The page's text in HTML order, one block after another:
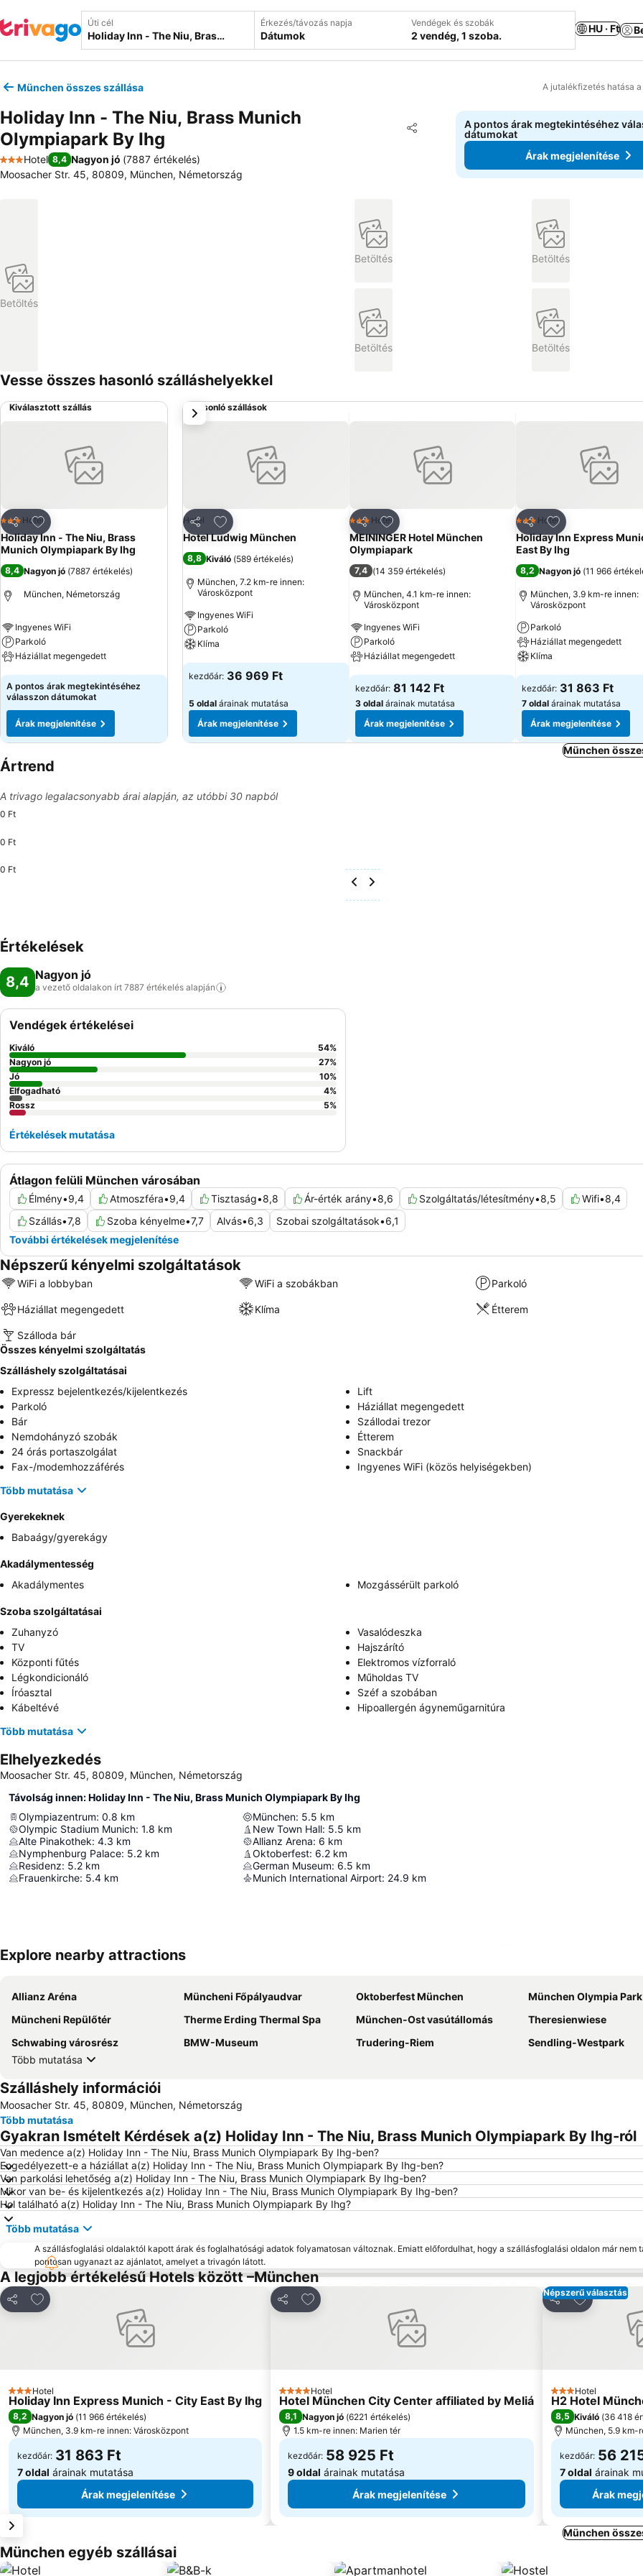
Úti cél Érkezés/távozás napja
Dátumok
Vendégek és szobák
2 vendég, 1 szoba.
HU · Ft
München összes szállása A jutalékfizetés hatása
Holiday Inn - The Niu, Brass Munich
Olympiapark By Ihg
Megosztás
Hozzáadás a kedvencekhez
3 Kategória
Hotel 8,4 Nagyon jó (7887 értékelés)
Moosacher Str. 45, 80809, München, Németország
A pontos árak megtekintéséhez
dátumokat
Árak megjelenítése
Betöltés
Betöltés Betöltés
Betöltés Betöltés
Vesse összes hasonló szálláshelyekkel
Kiválasztott szállás
Megosztás
Hozzáadás a kedvencekhez
3 Kategória
Hotel
Holiday Inn - The Niu, Brass
Munich Olympiapark By Ihg
8,4 Nagyon jó (7887 értékelés)
München, Németország
Ingyenes WiFi
Parkoló
Háziállat megengedett
Árak megjelenítése
A pontos árak megtekintéséhez
válasszon dátumokat
Árak megjelenítése
Hasonló szállások
Megosztás
Hozzáadás a kedvencekhez
Hotel
Hotel Ludwig München
8,8 Kiváló (589 értékelés)
München, 7.2 km-re innen:
Városközpont
Ingyenes WiFi
Parkoló
Klíma
Árak megjelenítése
kezdőár: 36 969 Ft
5 oldal árainak mutatása
Árak megjelenítése
Megosztás
Hozzáadás a kedvencekhez
3 Kategória
Hotel
MEININGER Hotel München
Olympiapark
7,4 (14 359 értékelés)
München, 4.1 km-re innen:
Városközpont
Ingyenes WiFi
Parkoló
Háziállat megengedett
Árak megjelenítése
kezdőár: 81 142 Ft
3 oldal árainak mutatása
Árak megjelenítése
Megosztás
Hozzáadás a
3 Kategória
Hotel
Holiday Inn Express
East By Ihg
8,2 Nagyon jó (11 966
München, 3.9 km-re innen:
Városközpont
Parkoló
Háziállat megengedett
Klíma
Árak megjelenítése
kezdőár: 31 863 Ft
7 oldal árainak mutatása
Árak megjelenítése
következő
München
Ártrend
A trivago legalacsonyabb árai alapján, az utóbbi 30 napból
0 Ft
0 Ft
0 Ft
Értékelések
8,4 Nagyon jó
a vezető oldalakon írt 7887 értékelés alapján
Átlagon felüli München városában
Élmény•9,4 Atmoszféra•9,4 Tisztaság•8,8 Ár-érték arány•8,6 Szolgáltatás/létesítmény•8,5 Wifi•8,4
Szállás•7,8 Szoba kényelme•7,7 Alvás•6,3 Szobai szolgáltatások•6,1
További értékelések megjelenítése
Vendégek értékelései
Kiváló 54%
Nagyon jó
27%
Jó
10%
Elfogadható
4%
Rossz
5%
Értékelések mutatása
Népszerű kényelmi szolgáltatások
WiFi a lobbyban WiFi a szobákban Parkoló
Háziállat megengedett Klíma Étterem
Szálloda bár
Összes kényelmi szolgáltatás
Szálláshely szolgáltatásai
Expressz bejelentkezés/kijelentkezés
Lift
Parkoló
Háziállat megengedett
Bár
Szállodai trezor
Nemdohányzó szobák
Étterem
24 órás portaszolgálat
Snackbár
Fax-/modemhozzáférés
Ingyenes WiFi (közös helyiségekben)
Több mutatása
Gyerekeknek
Babaágy/gyerekágy
Akadálymentesség
Akadálymentes
Mozgássérült parkoló
Szoba szolgáltatásai
Zuhanyzó
Vasalódeszka
TV
Hajszárító
Központi fűtés
Elektromos vízforraló
Légkondicionáló
Műholdas TV
Íróasztal
Széf a szobában
Kábeltévé
Hipoallergén ágyneműgarnitúra
Több mutatása
Elhelyezkedés
Moosacher Str. 45, 80809, München, Németország
Távolság innen: Holiday Inn - The Niu, Brass Munich Olympiapark By Ihg
Olympiazentrum: 0.8 km
Olympic Stadium Munich: 1.8 km
Alte Pinakothek: 4.3 km
Nymphenburg Palace: 5.2 km
Residenz: 5.2 km
Frauenkirche: 5.4 km
München: 5.5 km
New Town Hall: 5.5 km
Allianz Arena: 6 km
Oktoberfest: 6.2 km
German Museum: 6.5 km
Munich International Airport: 24.9 km
Explore nearby attractions
Allianz Aréna Müncheni Főpályaudvar Oktoberfest München
München Olympia Park
Müncheni Repülőtér
Therme Erding Thermal Spa München-Ost vasútállomás
Theresienwiese
Schwabing városrész
BMW-Museum Trudering-Riem
Sendling-Westpark
Több mutatása
Szálláshely információi
Moosacher Str. 45, 80809, München, Németország
Több mutatása
Gyakran Ismételt Kérdések a(z) Holiday Inn - The Niu, Brass Munich Olympiapark By Ihg-ról
Van medence a(z) Holiday Inn - The Niu, Brass Munich Olympiapark By Ihg-ben?
Engedélyezett-e a háziállat a(z) Holiday Inn - The Niu, Brass Munich Olympiapark By Ihg-ben?
Van parkolási lehetőség a(z) Holiday Inn - The Niu, Brass Munich Olympiapark By Ihg-ben?
Mikor van be- és kijelentkezés a(z) Holiday Inn - The Niu, Brass Munich Olympiapark By Ihg-ben?
Hol található a(z) Holiday Inn - The Niu, Brass Munich Olympiapark By Ihg?
Több mutatása
A szállásfoglalási oldalaktól kapott árak és foglalhatósági adatok folyamatosan változnak. Emiatt előfordulhat, hogy a szállásfoglalási oldalon már nem
pontosan ugyanazt az ajánlatot, amelyet a trivagón látott.
A legjobb értékelésű Hotels között –München
Megosztás
Hozzáadás a kedvencekhez
3 Kategória
Hotel
Holiday Inn Express Munich - City East By Ihg
8,2 Nagyon jó (11 966 értékelés)
München, 3.9 km-re innen: Városközpont
kezdőár: 31 863 Ft
7 oldal árainak mutatása
Árak megjelenítése
Megosztás
Hozzáadás a kedvencekhez
4 Kategória
Hotel
Hotel München City Center affiliated by Meliá
8,1 Nagyon jó (6221 értékelés)
1.5 km-re innen: Marien tér
kezdőár: 58 925 Ft
9 oldal árainak mutatása
Árak megjelenítése
Népszerű választás
Megosztás
Hozzáadás
3 Kategória
Hotel
H2 Hotel
8,5 Kiváló (36 418
München, 5.9 km-
kezdőár: 56
7 oldal árainak
Árak
München
München egyéb szállásai